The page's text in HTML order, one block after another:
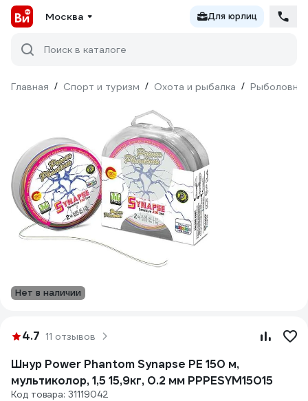
Москва Для юрлиц
Поиск в каталоге
Главная / Спорт и туризм / Охота и рыбалка /
Нет в наличии
4.7 11 отзывов
Шнур Power Phantom Synapse PE 150 м,
мультиколор, 1,5 15,9кг, 0.2 мм PPPESYM15015
Код товара: 31119042